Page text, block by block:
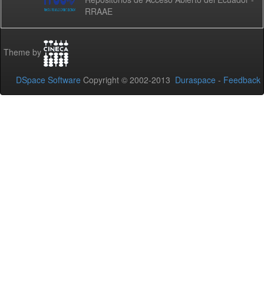
RRAAE
Theme by
DSpace Software Copyright © 2002-2013 Duraspace - Feedback